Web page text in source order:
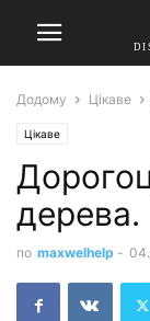
Додому Цікаве
Цікаве
дерева.
по maxwelhelp -